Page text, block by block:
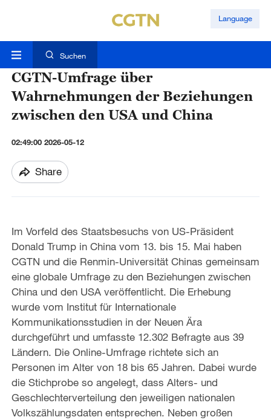
Language
Suchen
CGTN-Umfrage über
Wahrnehmungen der Beziehungen
zwischen den USA und China
02:49:00 2026-05-12
Share
Im Vorfeld des Staatsbesuchs von US-Präsident
Donald Trump in China vom 13. bis 15. Mai haben
CGTN und die Renmin-Universität Chinas gemeinsam
eine globale Umfrage zu den Beziehungen zwischen
China und den USA veröffentlicht. Die Erhebung
wurde vom Institut für Internationale
Kommunikationsstudien in der Neuen Ära
durchgeführt und umfasste 12.302 Befragte aus 39
Ländern. Die Online-Umfrage richtete sich an
Personen im Alter von 18 bis 65 Jahren. Dabei wurde
die Stichprobe so angelegt, dass Alters- und
Geschlechterverteilung den jeweiligen nationalen
Volkszählungsdaten entsprechen. Neben großen